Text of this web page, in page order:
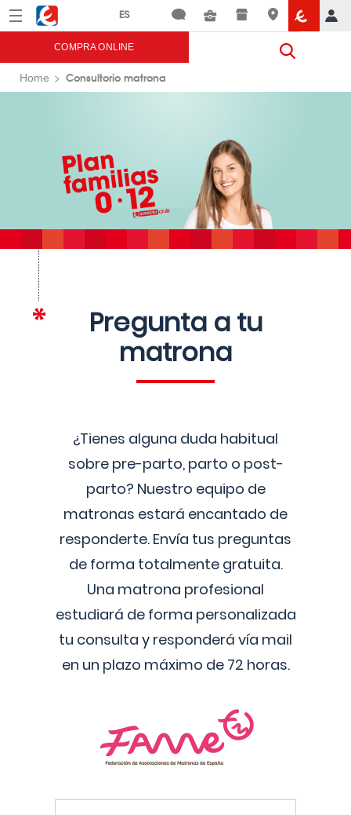
Menú Eroski
COMPRA ONLINE
Home Consultorio matrona
Pregunta a tu
matrona
¿Tienes alguna duda habitual
sobre pre-parto, parto o post-
parto? Nuestro equipo de
matronas estará encantado de
responderte. Envía tus preguntas
de forma totalmente gratuita.
Una matrona profesional
estudiará de forma personalizada
tu consulta y responderá vía mail
en un plazo máximo de 72 horas.